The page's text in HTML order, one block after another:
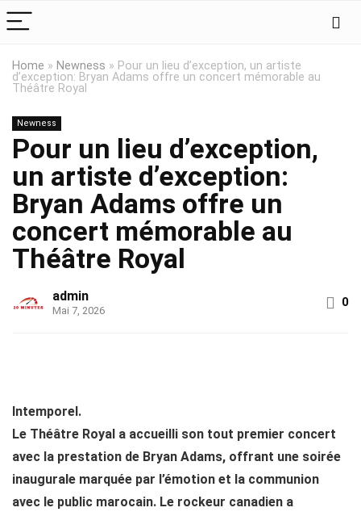
Home » Newness » Pour un lieu d’exception, un artiste
d’exception: Bryan Adams offre un concert mémorable au
Théâtre Royal
Newness
Pour un lieu d’exception,
un artiste d’exception:
Bryan Adams offre un
concert mémorable au
Théâtre Royal
admin
Mai 7, 2026
0
Intemporel.
Le Théâtre Royal a accueilli son tout premier concert
avec la prestation de Bryan Adams, offrant une soirée
inaugurale marquée par l’émotion et la communion
avec le public marocain. Le rockeur canadien a